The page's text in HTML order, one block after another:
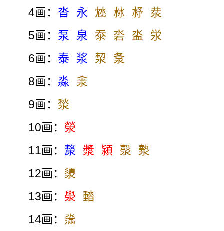
4画： 沓 永 沊 沝 沀
汬
5画： 泵 泉 沗 沯 泴
泶
6画： 泰 浆 洯
洜
8画： 淼
淾
9画： 湬
10画： 滎
11画： 漦 漿 潁 漀
漐
12画： 澃
13画： 澩
濌
14画： 濷